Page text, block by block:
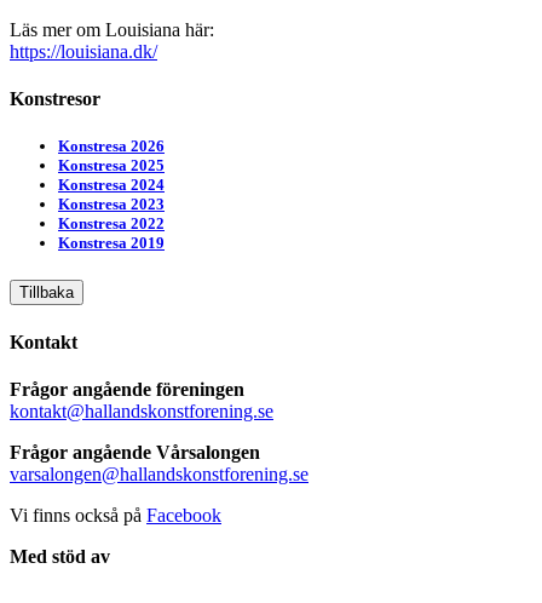
Läs mer om Louisiana här:
https://louisiana.dk/
Konstresor
Konstresa 2026
Konstresa 2025
Konstresa 2024
Konstresa 2023
Konstresa 2022
Konstresa 2019
Tillbaka
Kontakt
Frågor angående föreningen
kontakt@hallandskonstforening.se
Frågor angående Vårsalongen
varsalongen@hallandskonstforening.se
Vi finns också på Facebook
Med stöd av